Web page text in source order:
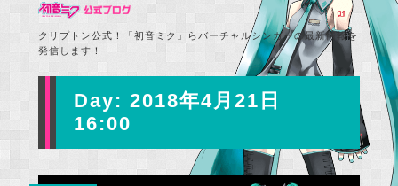
クリプトン公式！「初音ミク」らバーチャルシンガーの最新情報を
発信します！
Day: 2018年4月21日
16:00